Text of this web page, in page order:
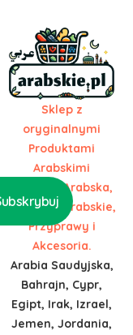
Sklep z
oryginalnymi
Produktami
Arabskimi
Żywność Arabska,
Słodycze Arabskie,
Przyprawy i
Akcesoria.
Arabia Saudyjska,
Bahrajn, Cypr,
Egipt, Irak, Izrael,
Jemen, Jordania,